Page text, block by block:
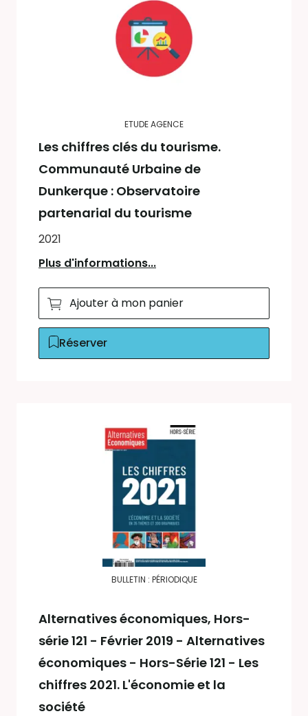
ETUDE AGENCE
Les chiffres clés du tourisme.
Communauté Urbaine de
Dunkerque : Observatoire
partenarial du tourisme
2021
Plus d'informations...
Ajouter à mon panier
Réserver
BULLETIN : PÉRIODIQUE
Alternatives économiques, Hors-
série 121 - Février 2019 - Alternatives
économiques - Hors-Série 121 - Les
chiffres 2021. L'économie et la
société